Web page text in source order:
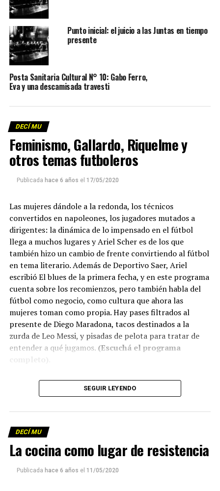
Punto inicial: el juicio a las Juntas en tiempo
presente
Posta Sanitaria Cultural N° 10: Gabo Ferro,
Eva y una descamisada travesti
DECÍ MU
Feminismo, Gallardo, Riquelme y
otros temas futboleros
Publicada hace 6 años el 17/05/2020
Las mujeres dándole a la redonda, los técnicos
convertidos en napoleones, los jugadores mutados a
dirigentes: la dinámica de lo impensado en el fútbol
llega a muchos lugares y Ariel Scher es de los que
también hizo un cambio de frente convirtiendo al fútbol
en tema literario. Además de Deportivo Saer, Ariel
escribió El blues de la primera fecha, y en este programa
cuenta sobre los recomienzos, pero también habla del
fútbol como negocio, como cultura que ahora las
mujeres toman como propia. Hay pases filtrados al
presente de Diego Maradona, tacos destinados a la
zurda de Leo Messi, y pisadas de pelota para tratar de
entender a qué jugamos. (Escuchá el programa
Descargar los archivos de audio:Bloque 1/Bloque 2
Descargar el programa
La reproducción de este programa es libre. Sólo tenés
que mandar un mail a
emitir todos los programas de Decí MU
SEGUIR LEYENDO
DECÍ MU
La cocina como lugar de resistencia
Publicada hace 6 años el 11/05/2020